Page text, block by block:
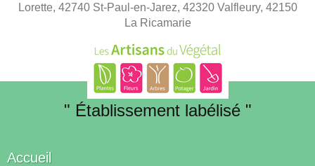
Lorette, 42740 St-Paul-en-Jarez, 42320 Valfleury, 42150
La Ricamarie
" Établissement labélisé "
Accueil